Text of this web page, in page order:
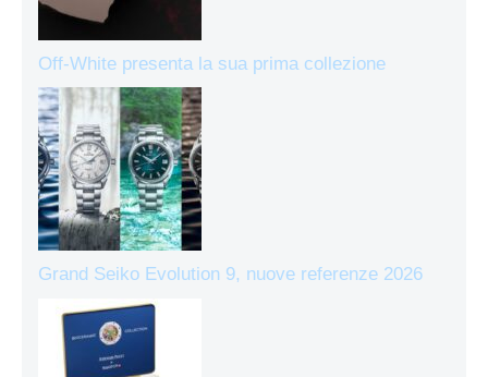
Off-White presenta la sua prima collezione
Grand Seiko Evolution 9, nuove referenze 2026